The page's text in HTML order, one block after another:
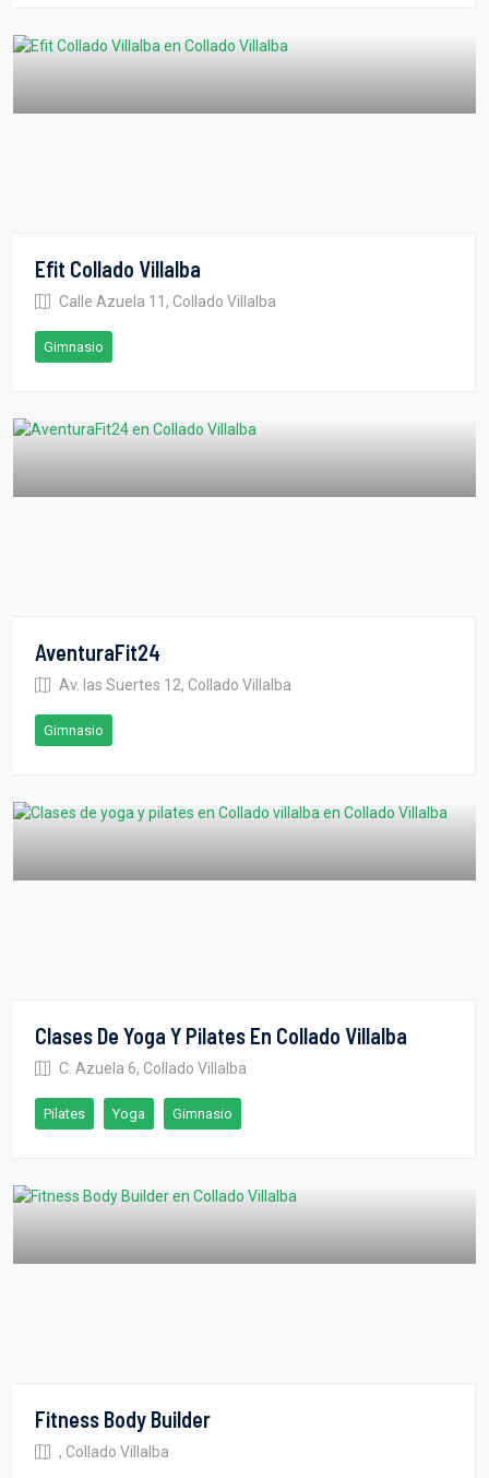
Efit Collado Villalba
Calle Azuela 11, Collado Villalba
Gimnasio
AventuraFit24
Av. las Suertes 12, Collado Villalba
Gimnasio
Clases De Yoga Y Pilates En Collado Villalba
C. Azuela 6, Collado Villalba
Pilates Yoga Gimnasio
Fitness Body Builder
, Collado Villalba